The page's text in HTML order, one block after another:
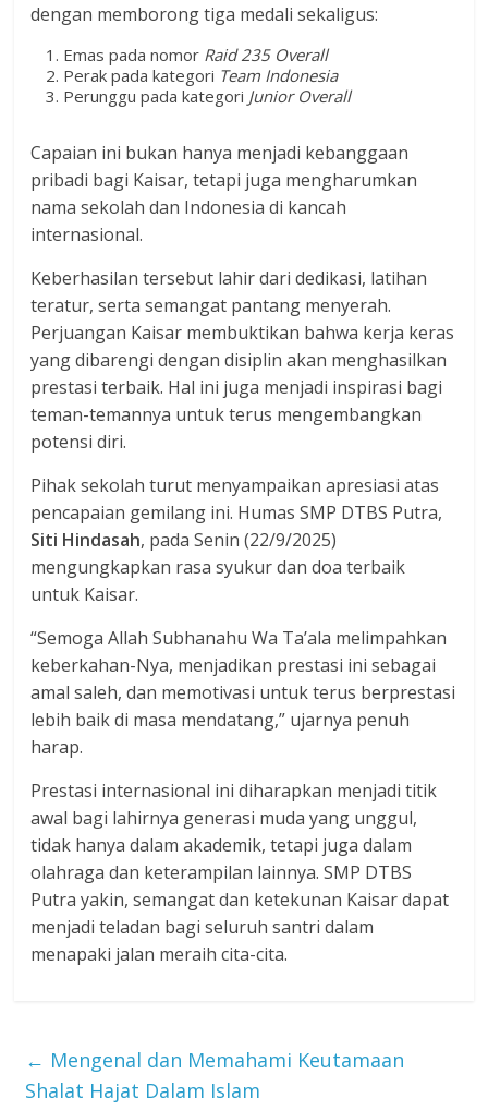
dengan memborong tiga medali sekaligus:
Emas pada nomor Raid 235 Overall
Perak pada kategori Team Indonesia
Perunggu pada kategori Junior Overall
Capaian ini bukan hanya menjadi kebanggaan
pribadi bagi Kaisar, tetapi juga mengharumkan
nama sekolah dan Indonesia di kancah
internasional.
Keberhasilan tersebut lahir dari dedikasi, latihan
teratur, serta semangat pantang menyerah.
Perjuangan Kaisar membuktikan bahwa kerja keras
yang dibarengi dengan disiplin akan menghasilkan
prestasi terbaik. Hal ini juga menjadi inspirasi bagi
teman-temannya untuk terus mengembangkan
potensi diri.
Pihak sekolah turut menyampaikan apresiasi atas
pencapaian gemilang ini. Humas SMP DTBS Putra,
Siti Hindasah, pada Senin (22/9/2025)
mengungkapkan rasa syukur dan doa terbaik
untuk Kaisar.
“Semoga Allah Subhanahu Wa Ta’ala melimpahkan
keberkahan-Nya, menjadikan prestasi ini sebagai
amal saleh, dan memotivasi untuk terus berprestasi
lebih baik di masa mendatang,” ujarnya penuh
harap.
Prestasi internasional ini diharapkan menjadi titik
awal bagi lahirnya generasi muda yang unggul,
tidak hanya dalam akademik, tetapi juga dalam
olahraga dan keterampilan lainnya. SMP DTBS
Putra yakin, semangat dan ketekunan Kaisar dapat
menjadi teladan bagi seluruh santri dalam
menapaki jalan meraih cita-cita.
← Mengenal dan Memahami Keutamaan
Shalat Hajat Dalam Islam